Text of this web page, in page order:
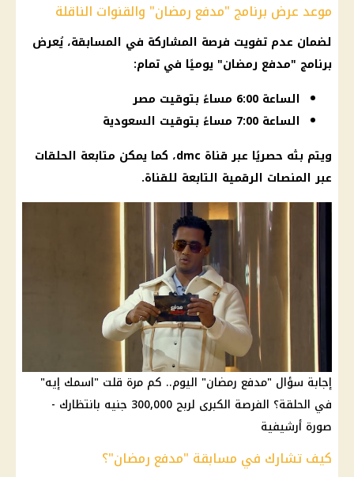
موعد عرض برنامج "مدفع رمضان" والقنوات الناقلة
لضمان عدم تفويت فرصة المشاركة في المسابقة، يُعرض
برنامج "مدفع رمضان" يوميًا في تمام:
الساعة 6:00 مساءً بتوقيت مصر
الساعة 7:00 مساءً بتوقيت السعودية
ويتم بثه حصريًا عبر قناة dmc، كما يمكن متابعة الحلقات
عبر المنصات الرقمية التابعة للقناة.
إجابة سؤال "مدفع رمضان" اليوم.. كم مرة قلت "اسمك إيه"
في الحلقة؟ الفرصة الكبرى لربح 300,000 جنيه بانتظارك -
صورة أرشيفية
كيف تشارك في مسابقة "مدفع رمضان"؟